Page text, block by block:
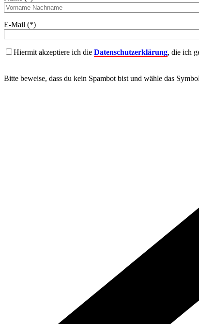
E-Mail (*)
Hiermit akzeptiere ich die Datenschutzerklärung, die ich
Bitte beweise, dass du kein Spambot bist und wähle das Symbol